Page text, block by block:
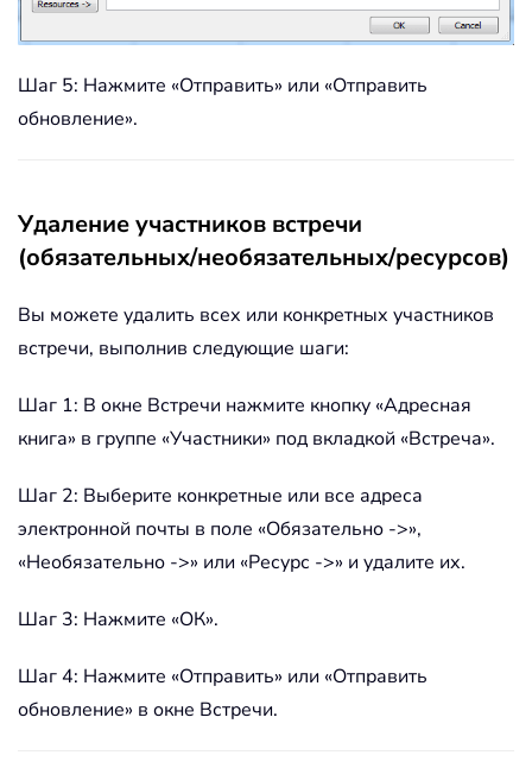
Шаг 5: Нажмите «Отправить» или «Отправить
обновление».
Удаление участников встречи
(обязательных/необязательных/ресурсов)
Вы можете удалить всех или конкретных участников
встречи, выполнив следующие шаги:
Шаг 1: В окне Встречи нажмите кнопку «Адресная
книга» в группе «Участники» под вкладкой «Встреча».
Шаг 2: Выберите конкретные или все адреса
электронной почты в поле «Обязательно ->»,
«Необязательно ->» или «Ресурс ->» и удалите их.
Шаг 3: Нажмите «ОК».
Шаг 4: Нажмите «Отправить» или «Отправить
обновление» в окне Встречи.